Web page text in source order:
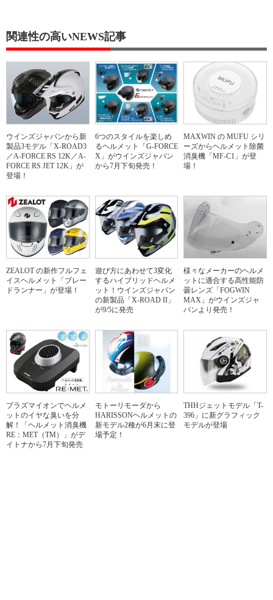
関連性の高いNEWS記事
ウインズジャパンから新
製品3モデル「X-ROAD3
／A-FORCE RS 12K／A-
FORCE RS JET 12K」が
登場！
6つのスタイルを楽しめ
るヘルメット「G-FORCE
X」がウインズジャパン
から7月下旬発売！
MAXWIN の MUFU シリ
ーズからヘルメット除菌
消臭機「MF-C1」が登
場！
ZEALOT の新作フルフェ
イスヘルメット「ブレー
ドランナー」が登場！
遊び方にあわせて3変化
するハイブリッドヘルメ
ット！ウインズジャパン
の新製品「X-ROAD II」
が9/5に発売
様々なメーカーのヘルメ
ットに適合する高性能防
曇レンズ「FOGWIN
MAX」がウインズジャ
パンより発売！
プラズマイオンでヘルメ
ットのイヤな臭いを分
解！「ヘルメット消臭機
RE：MET（TM）」がデ
イトナから7月下旬発売
モトーリモーダから
HARISSONヘルメットの
新モデル2種が6月末に登
場予定！
THHジェットモデル「T-
396」に新グラフィック
モデルが登場